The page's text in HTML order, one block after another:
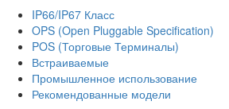
IP66/IP67 Класс
OPS (Open Pluggable Specification)
POS (Торговые Терминалы)
Встраиваемые
Промышленное использование
Рекомендованные модели